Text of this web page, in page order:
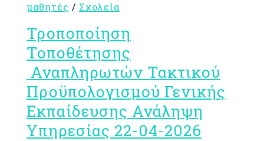
μαθητές / Σχολεία
Τροποποίηση
Τοποθέτησης
Αναπληρωτών Τακτικού
Προϋπολογισμού Γενικής
Εκπαίδευσης Ανάληψη
Υπηρεσίας 22-04-2026